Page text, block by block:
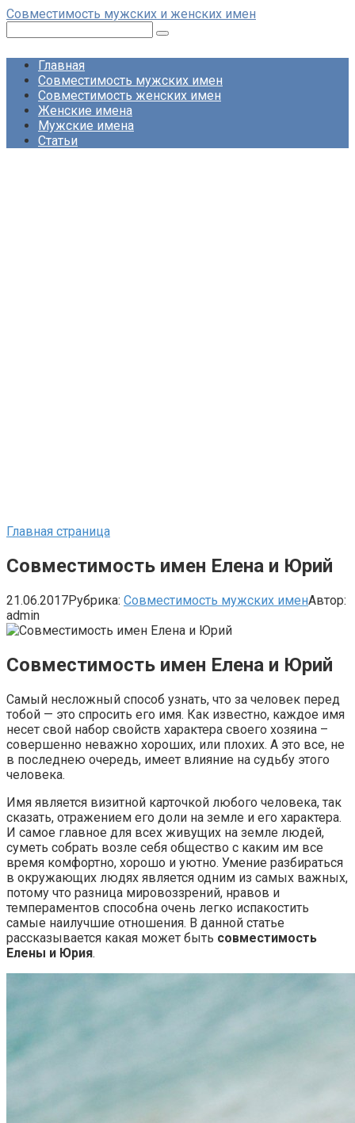
Перейти
контенту
Совместимость мужских и женских имен
Главная
Совместимость мужских имен
Совместимость женских имен
Женские имена
Мужские имена
Статьи
Главная страница
Совместимость имен Елена и Юрий
21.06.2017Рубрика: Совместимость мужских именАвтор:
admin
Совместимость имен Елена и Юрий
Самый несложный способ узнать, что за человек перед
тобой — это спросить его имя. Как известно, каждое имя
несет свой набор свойств характера своего хозяина –
совершенно неважно хороших, или плохих. А это все, не
в последнею очередь, имеет влияние на судьбу этого
человека.
Имя является визитной карточкой любого человека, так
сказать, отражением его доли на земле и его характера.
И самое главное для всех живущих на земле людей,
суметь собрать возле себя общество с каким им все
время комфортно, хорошо и уютно. Умение разбираться
в окружающих людях является одним из самых важных,
потому что разница мировоззрений, нравов и
темпераментов способна очень легко испакостить
самые наилучшие отношения. В данной статье
рассказывается какая может быть совместимость
Елены и Юрия.